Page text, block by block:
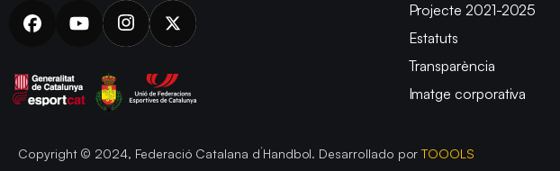
Projecte 2021-2025
Estatuts
Transparència
Imatge corporativa
Copyright © 2024, Federació Catalana d´Handbol. Desarrollado porTOOOLS